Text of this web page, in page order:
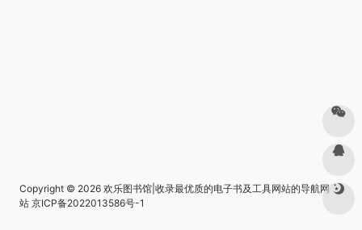
Copyright © 2026 欢乐图书馆|收录最优质的电子书及工具网站的导航网
站 京ICP备2022013586号-1